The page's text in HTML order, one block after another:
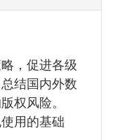
，促进各级
结国内外数
权风险。
用的基础